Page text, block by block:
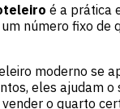
é a prática
número fixo de
moderno se
eles ajudam
o quarto